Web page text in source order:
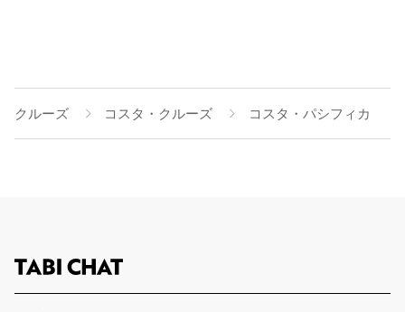
クルーズ コスタ・クルーズ コスタ・パシフィカ